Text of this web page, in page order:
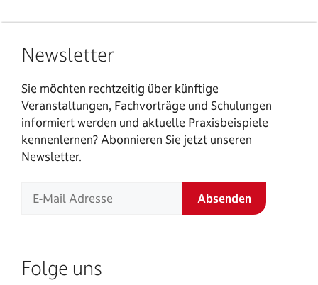
Newsletter
Sie möchten rechtzeitig über künftige
Veranstaltungen, Fachvorträge und Schulungen
informiert werden und aktuelle Praxisbeispiele
kennenlernen? Abonnieren Sie jetzt unseren
Newsletter.
Folge uns